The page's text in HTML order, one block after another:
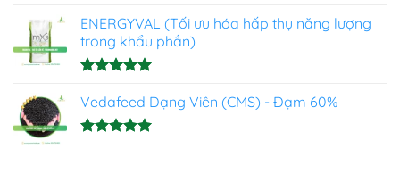
5 sao
ENERGYVAL (Tối ưu hóa hấp thụ năng lượng
trong khẩu phần)
hạng5.00
5 sao
Vedafeed Dạng Viên (CMS) - Đạm 60%